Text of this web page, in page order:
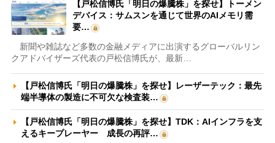
【戸松信博氏「明日の爆騰株」を探せ】トーメン
デバイス：サムスンを通じて世界のAIメモリ需
要…
新聞や雑誌など多数の金融メディアに出演するグローバルリン
クアドバイザーズ代表の戸松信博氏が、最新…
【戸松信博氏「明日の爆騰株」を探せ】レーザーテック：最先
端半導体の製造に不可欠な検査装…
【戸松信博氏「明日の爆騰株」を探せ】TDK：AIインフラを支
えるキープレーヤー 成長の再評…